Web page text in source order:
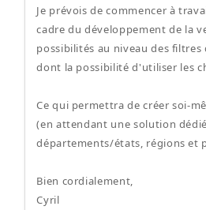
Je prévois de commencer à
cadre du développement de la
possibilités au niveau des filtres
dont la possibilité d'utiliser les
Ce qui permettra de créer soi-
(en attendant une solution
départements/états, régions et
Bien cordialement,
Cyril